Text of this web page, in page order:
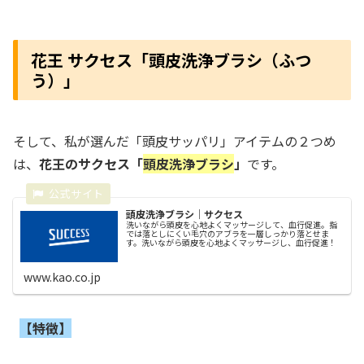
花王 サクセス「頭皮洗浄ブラシ（ふつ
う）」
そして、私が選んだ「頭皮サッパリ」アイテムの２つめ
は、 花王のサクセス「頭皮洗浄ブラシ 」 です。
頭皮洗浄ブラシ｜サクセス
洗いながら頭皮を心地よくマッサージして、血行促進。指
では落としにくい毛穴のアブラを一層しっかり落とせま
す。洗いながら頭皮を心地よくマッサージし、血行促進！
www.kao.co.jp
【特徴】